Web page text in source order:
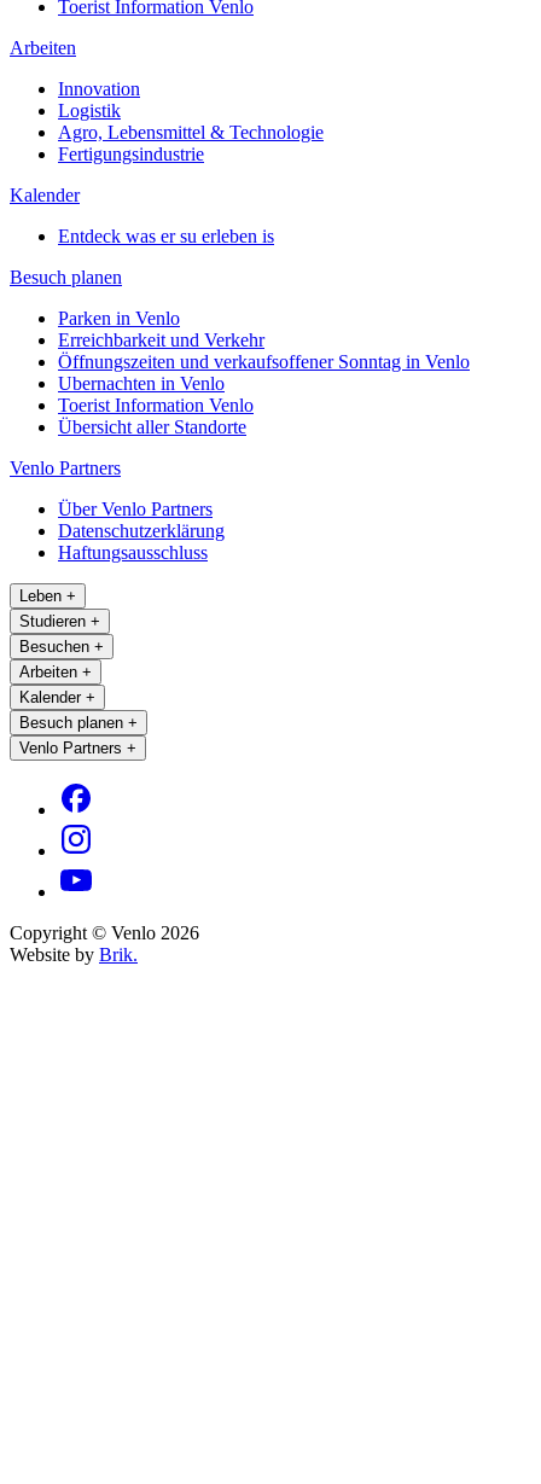
Toerist Information Venlo
Arbeiten
Innovation
Logistik
Agro, Lebensmittel & Technologie
Fertigungsindustrie
Kalender
Entdeck was er su erleben is
Besuch planen
Parken in Venlo
Erreichbarkeit und Verkehr
Öffnungszeiten und verkaufsoffener Sonntag in Venlo
Ubernachten in Venlo
Toerist Information Venlo
Übersicht aller Standorte
Venlo Partners
Über Venlo Partners
Datenschutzerklärung
Haftungsausschluss
Leben +
Studieren +
Besuchen +
Arbeiten +
Kalender +
Besuch planen +
Venlo Partners +
Copyright © Venlo 2026
Website by Brik.